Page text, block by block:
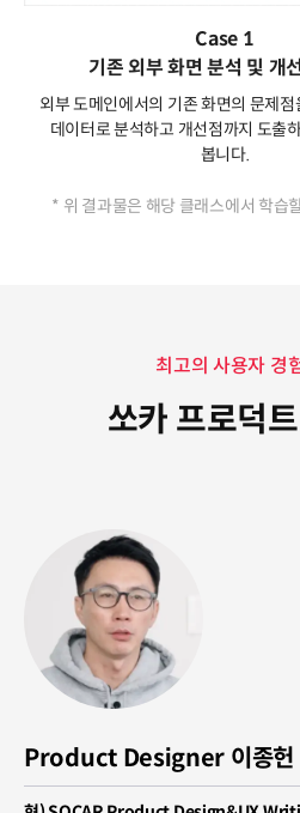
Case 1
기존 외부 화면 분석 및 개
외부 도메인에서의 기존 화면의 문제
데이터로 분석하고 개선점까지 도출
봅니다.
* 위 결과물은 해당 클래스에서 학습
최고의 사용자 경
쏘카 프로덕
Product Designer 이종헌